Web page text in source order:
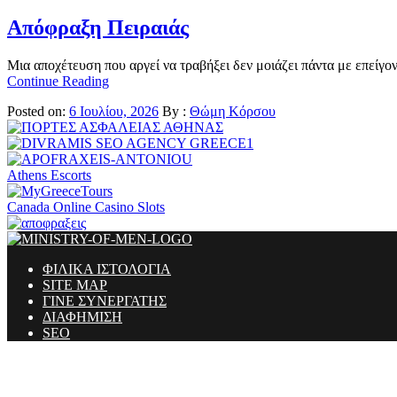
Απόφραξη Πειραιάς
Μια αποχέτευση που αργεί να τραβήξει δεν μοιάζει πάντα με
Continue Reading
Posted on: 6 Ιουλίου, 2026 By : Θώμη Κόρσου
Athens Escorts
Canada Online Casino Slots
ΦΙΛΙΚΑ ΙΣΤΟΛΟΓΙΑ
SITE MAP
ΓΙΝΕ ΣΥΝΕΡΓΑΤΗΣ
ΔΙΑΦΗΜΙΣΗ
SEO